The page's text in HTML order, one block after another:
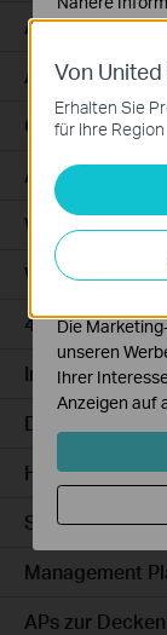
Access
Access Pro
GPON
Agile
Wired
WiFi Gateways
4G/5G WiFi
Integrated
DSL Gateways
Hardware
Software
Management
APs zur
Von
Erhalten Sie
für Ihre Region
Notwendige
erforderlich
Analyse-
Analyse-
auf unserer
Die
unseren
Ihrer
Anzeigen auf